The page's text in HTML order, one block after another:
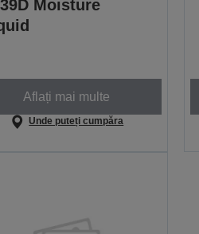
Moisture
Aflați mai multe
Unde puteți cumpăra